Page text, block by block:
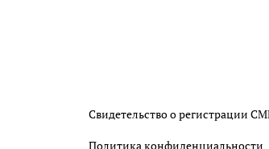
Свидетельство о регистрации
Политика конфиденциальности